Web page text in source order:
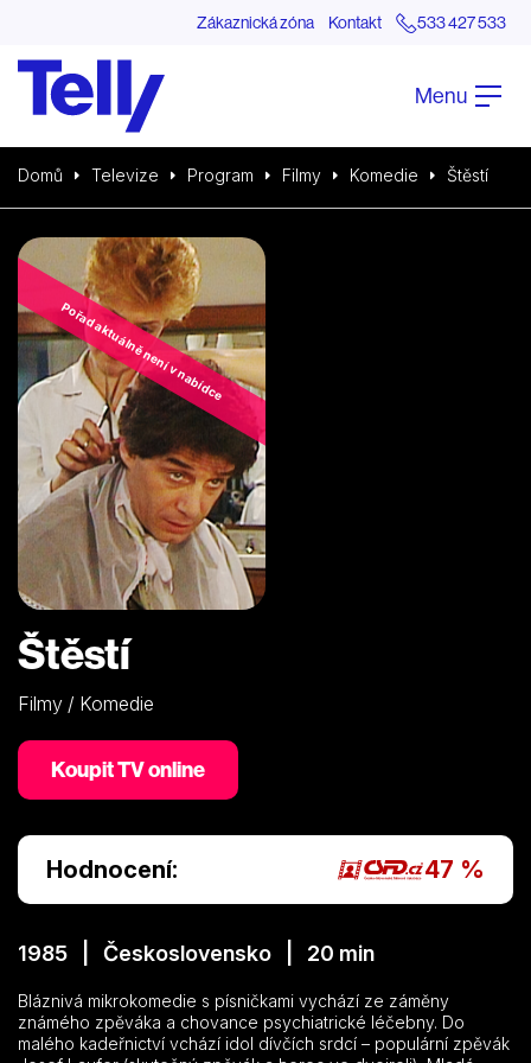
Zákaznická zóna Kontakt 533 427 533
Menu
Domů Televize Program Filmy Komedie Štěstí
Pořad aktuálně není v nabídce
Štěstí
Filmy / Komedie
Koupit TV online
Hodnocení: 47 %
1985 | Československo | 20 min
Bláznivá mikrokomedie s písničkami vychází ze záměny
známého zpěváka a chovance psychiatrické léčebny. Do
malého kadeřnictví vchází idol dívčích srdcí – populární zpěvák